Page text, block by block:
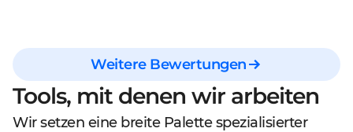
Weitere Bewertungen
Tools, mit denen wir arbeiten
Wir setzen eine breite Palette spezialisierter